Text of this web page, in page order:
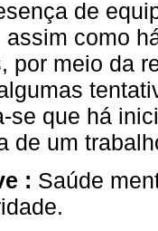
de
como
por meio da
se que há
de um
: Saúde